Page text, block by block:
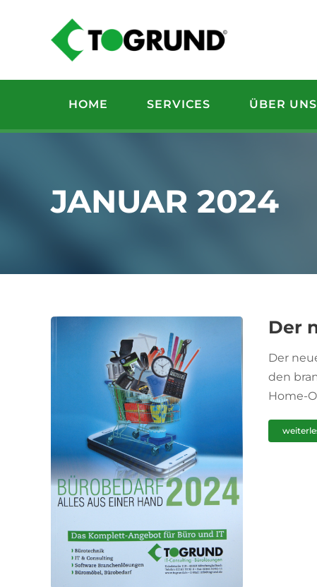
HOME SERVICES ÜBER UNS
JANUAR 2024
Der
Der
den
Home-